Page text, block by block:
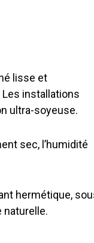
lisse et
installations
ultra-soyeuse.
sec, l’humidité
hermétique,
naturelle.